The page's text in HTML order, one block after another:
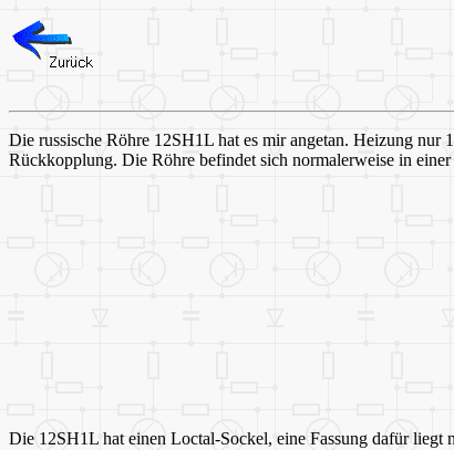
Die russische Röhre 12SH1L hat es mir angetan. Heizung
Rückkopplung. Die Röhre befindet sich normalerweise in
Die 12SH1L hat einen Loctal-Sockel, eine Fassung dafür liegt